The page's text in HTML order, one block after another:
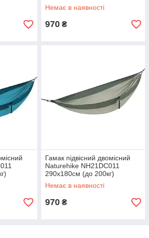
Немає в наявності
970 ₴
Гамак підвісний двомісний
Naturehike NH21DC011
290х180см (до 200кг)
Оливковий
Немає в наявності
970 ₴